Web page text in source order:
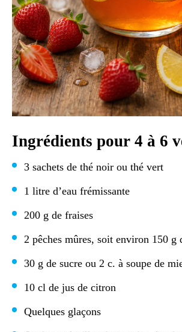
Ingrédients pour 4 à 6
3 sachets de thé noir ou thé vert
1 litre d’eau frémissante
200 g de fraises
2 pêches mûres, soit environ 150 g
30 g de sucre ou 2 c. à soupe de
10 cl de jus de citron
Quelques glaçons